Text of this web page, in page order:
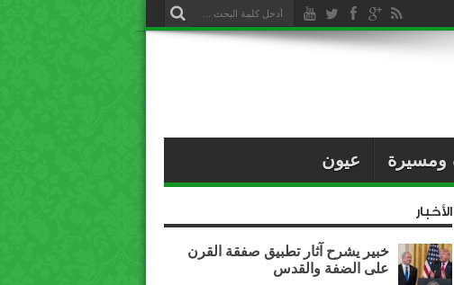
ومسيرة عيون
الأخبار
خبير يشرح آثار تطبيق صفقة القرن
على الضفة والقدس